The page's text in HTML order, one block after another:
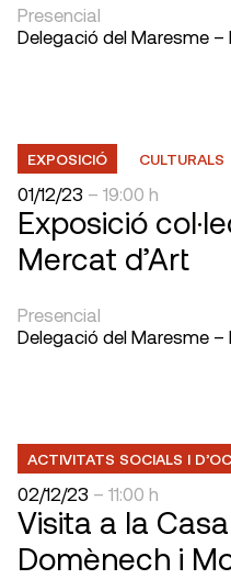
Presencial
Delegació del Maresme –
EXPOSICIÓ CULTURALS
01/12/23 – 19:00 h
Exposició
Mercat d’Art
Presencial
Delegació del Maresme –
ACTIVITATS SOCIALS I
02/12/23 – 11:00 h
Visita a la
Domènech i